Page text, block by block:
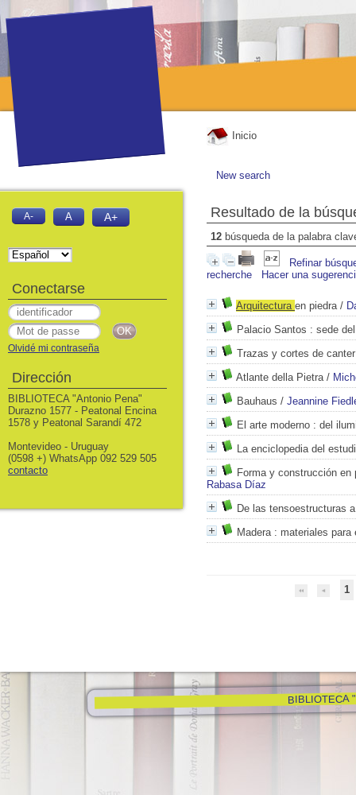
Inicio
New search
Resultado de la
12 búsqueda de la palabra
Refinar
recherche
Hacer una
Arquitectura en piedra/
Palacio Santos : sede
Trazas y cortes de
Atlante della Pietra/
Bauhaus / Jeannine
El arte moderno : del
La enciclopedia del
Forma y construcción en
Rabasa Díaz
De las tensoestructuras
Madera: materiales para
1
BIBLIOTECA
A- A A+
Conectarse
Olvidé mi contraseña
Dirección
BIBLIOTECA "Antonio Pena"
Durazno 1577 - Peatonal Encina
1578 y Peatonal Sarandí 472
Montevideo - Uruguay
(0598 +) WhatsApp 092 529 505
contacto